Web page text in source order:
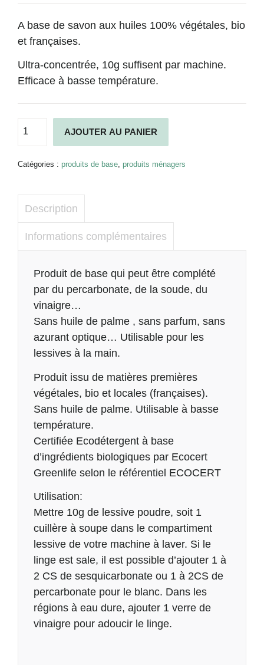
A base de savon aux huiles 100% végétales, bio
et françaises.
Ultra-concentrée, 10g suffisent par machine.
Efficace à basse température.
de
Lessive
en
AJOUTER AU PANIER
Catégories : produits de base, produits ménagers
Description
Informations complémentaires
Description
Produit de base qui peut être complété
par du percarbonate, de la soude, du
vinaigre…
Sans huile de palme , sans parfum, sans
azurant optique… Utilisable pour les
lessives à la main.
Produit issu de matières premières
végétales, bio et locales (françaises).
Sans huile de palme. Utilisable à basse
température.
Certifiée Ecodétergent à base
d’ingrédients biologiques par Ecocert
Greenlife selon le référentiel ECOCERT
Utilisation:
Mettre 10g de lessive poudre, soit 1
cuillère à soupe dans le compartiment
lessive de votre machine à laver. Si le
linge est sale, il est possible d’ajouter 1 à
2 CS de sesquicarbonate ou 1 à 2CS de
percarbonate pour le blanc. Dans les
régions à eau dure, ajouter 1 verre de
vinaigre pour adoucir le linge.